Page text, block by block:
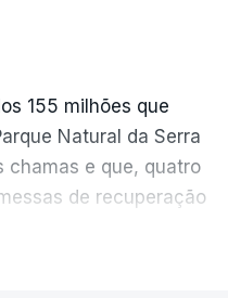
155 milhões que
Natural da Serra
chamas e que, quatro
de recuperação